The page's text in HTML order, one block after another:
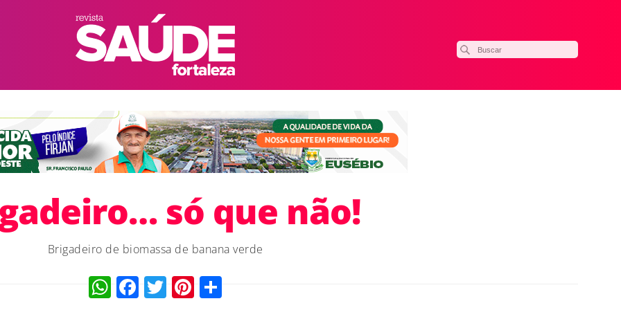
só que não!
Brigadeiro de biomassa de banana verde
WhatsApp
Facebook
TwitterPinterest